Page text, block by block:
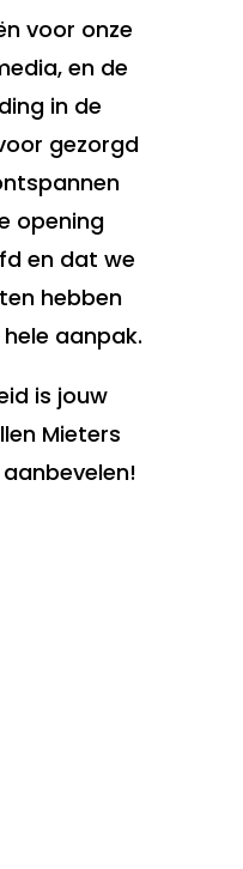
voor onze
en de
in de
gezorgd
opening
en dat we
hebben
aanpak.
is jouw
Mieters